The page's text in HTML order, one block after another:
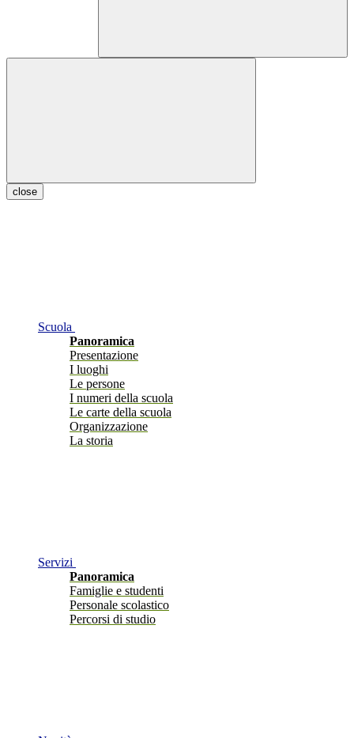
close
Scuola
Panoramica
Presentazione
I luoghi
Le persone
I numeri della scuola
Le carte della scuola
Organizzazione
La storia
Servizi
Panoramica
Famiglie e studenti
Personale scolastico
Percorsi di studio